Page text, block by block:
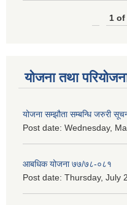
1 of
योजना तथा
योजना सम्झौता सम्बन्धि जरुरी
Post date: Wednesday,
आबधिक योजना ७७/७८-०८१
Post date: Thursday, July